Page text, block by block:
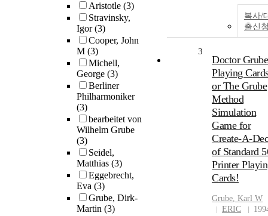
Aristotle (3)
Stravinsky,
Igor(3)
Cooper, John
M (3)
Michell,
George (3)
Berliner
Philharmoniker
(3)
bearbeitet von
Wilhelm Grube
(3)
Seidel,
Matthias (3)
Eggebrecht,
Eva (3)
Grube, Dirk-
Martin (3)
복사/
출신
3
Doctor
Playing
or The Grube
Method
Simulation
Game for
Create-A-
of Standard
Printer
Cards!
Grube, Karl W
ERIC